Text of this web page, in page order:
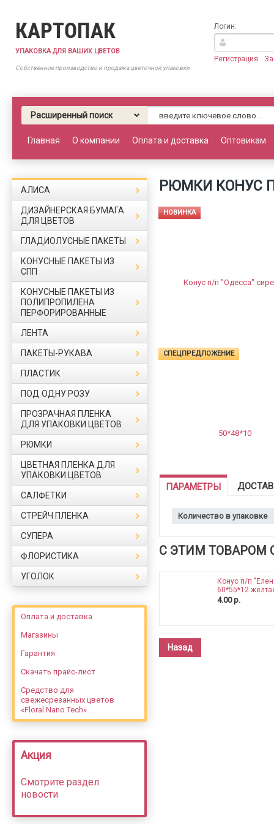
КАРТОПАК
УПАКОВКА ДЛЯ ВАШИХ ЦВЕТОВ
Собственное производство и продажа цветочной упаковки
Логин:
Регистрация
Расширенный поиск
Главная О компании Оплата и доставка Оптовикам
АЛИСА
ДИЗАЙНЕРСКАЯ БУМАГА
ДЛЯ ЦВЕТОВ
ГЛАДИОЛУСНЫЕ ПАКЕТЫ
КОНУСНЫЕ ПАКЕТЫ ИЗ
СПП
КОНУСНЫЕ ПАКЕТЫ ИЗ
ПОЛИПРОПИЛЕНА
ПЕРФОРИРОВАННЫЕ
ЛЕНТА
ПАКЕТЫ-РУКАВА
ПЛАСТИК
ПОД ОДНУ РОЗУ
ПРОЗРАЧНАЯ ПЛЕНКА
ДЛЯ УПАКОВКИ ЦВЕТОВ
РЮМКИ
ЦВЕТНАЯ ПЛЕНКА ДЛЯ
УПАКОВКИ ЦВЕТОВ
САЛФЕТКИ
СТРЕЙЧ ПЛЕНКА
СУПЕРА
ФЛОРИСТИКА
УГОЛОК
Оплата и доставка
Магазины
Гарантия
Скачать прайс-лист
Средство для
свежесрезанных цветов
«Floral Nano Tech»
Акция
Смотрите раздел
новости
РЮМКИ КОНУС
НОВИНКА
СПЕЦПРЕДЛОЖЕНИЕ
ПАРАМЕТРЫ
Количество в упаковке
С ЭТИМ ТОВАРОМ
Конус п/п
60*55*12
4.00 р.
Назад